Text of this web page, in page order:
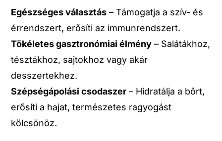
Egészséges választás – Támogatja a szív- és
érrendszert, erősíti az immunrendszert.
Tökéletes gasztronómiai élmény – Salátákhoz,
tésztákhoz, sajtokhoz vagy akár
desszertekhez.
Szépségápolási csodaszer – Hidratálja a bőrt,
erősíti a hajat, természetes ragyogást
kölcsönöz.